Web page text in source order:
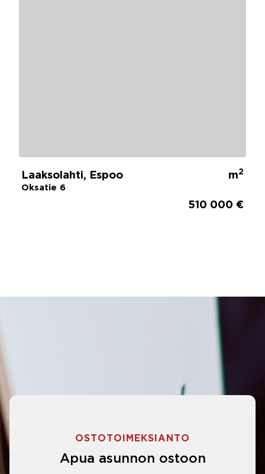
Laaksolahti, Espoo
Oksatie 6
m2
510 000 €
OSTOTOIMEKSIANTO
Apua asunnon ostoon